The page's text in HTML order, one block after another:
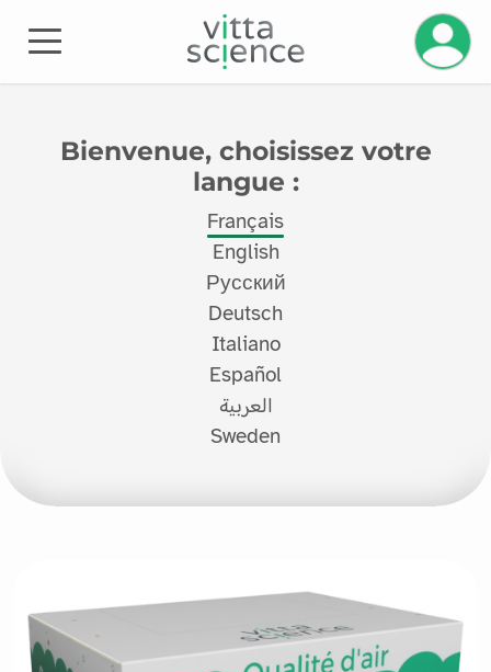
Gérez
Bienvenue, choisissez votre
langue :
Français
English
Русский
Deutsch
Italiano
Español
العربية
Sweden